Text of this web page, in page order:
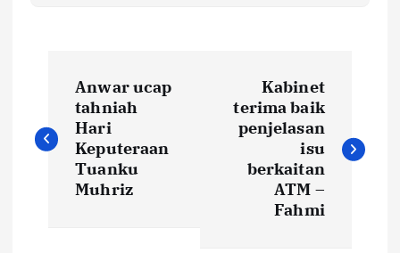
o
s
Anwar ucap
tahniah
Hari
Keputeraan
Tuanku
Muhriz
Kabinet
terima baik
penjelasan
isu
berkaitan
ATM –
Fahmi